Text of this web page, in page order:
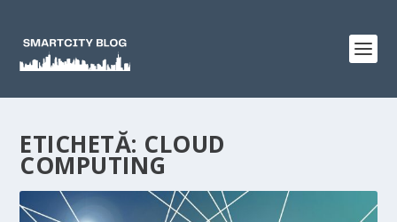
ETICHETĂ: CLOUD
COMPUTING